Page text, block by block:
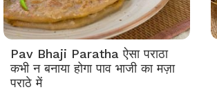
Pav Bhaji Paratha ऐसा पराठा
कभी न बनाया होगा पाव भाजी का मज़ा
पराठे में